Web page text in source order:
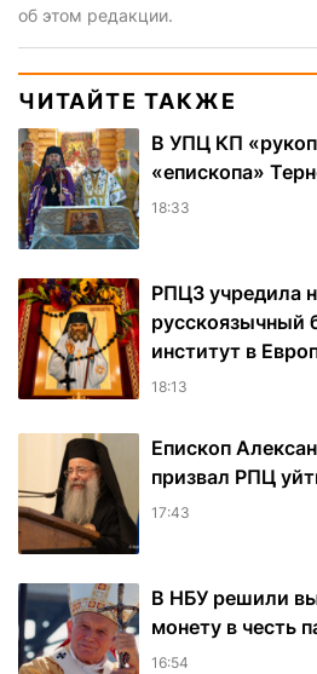
об этом редакции.
ЧИТАЙТЕ ТАКЖЕ
В УПЦ КП
«епископа»
18:33
РПЦЗ учредила
русскоязычный
институт в
18:13
Епископ
призвал РПЦ
17:43
В НБУ решили
монету в честь
16:54